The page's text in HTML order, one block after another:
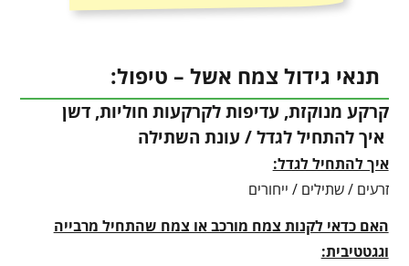
תנאי גידול צמח אשל – טיפול:
קרקע מנוקזת, עדיפות לקרקעות חוליות, דשן
איך להתחיל לגדל / עונת השתילה
איך להתחיל לגדל:
זרעים / שתילים / ייחורים
האם כדאי לקנות צמח מורכב או צמח שהתחיל מרבייה
וגגטטיבית: